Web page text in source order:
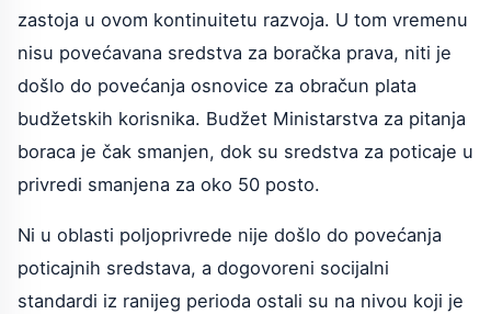
zastoja u ovom kontinuitetu razvoja. U tom vremenu
nisu povećavana sredstva za boračka prava, niti je
došlo do povećanja osnovice za obračun plata
budžetskih korisnika. Budžet Ministarstva za pitanja
boraca je čak smanjen, dok su sredstva za poticaje u
privredi smanjena za oko 50 posto.
Ni u oblasti poljoprivrede nije došlo do povećanja
poticajnih sredstava, a dogovoreni socijalni
standardi iz ranijeg perioda ostali su na nivou koji je